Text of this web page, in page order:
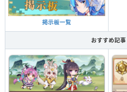
掲示板一覧
おすすめ記事